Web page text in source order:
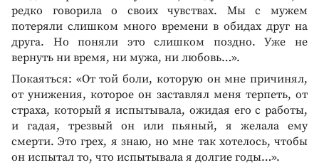
редко говорила о своих чувствах. Мы с мужем
потеряли слишком много времени в обидах друг на
друга. Но поняли это слишком поздно. Уже не
вернуть ни время, ни мужа, ни любовь…».
Покаяться: «От той боли, которую он мне причинял,
от унижения, которое он заставлял меня терпеть, от
страха, который я испытывала, ожидая его с работы,
и гадая, трезвый он или пьяный, я желала ему
смерти. Это грех, я знаю, но мне так хотелось, чтобы
он испытал то, что испытывала я долгие годы…».